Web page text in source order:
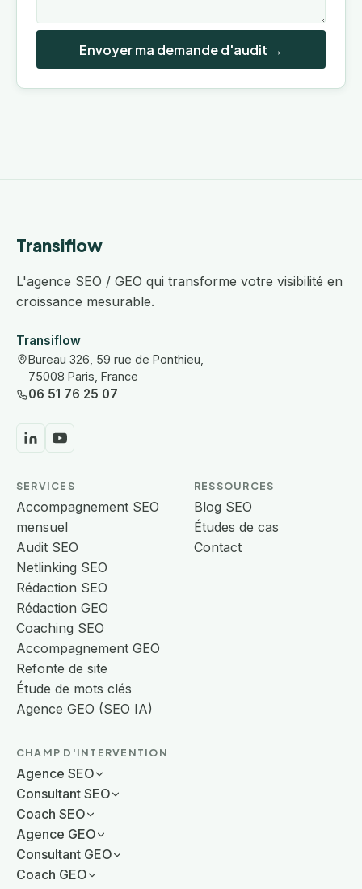
Envoyer ma demande d'audit →
Transiflow
L'agence SEO / GEO qui transforme votre visibilité en
croissance mesurable.
Transiflow
Bureau 326, 59 rue de Ponthieu,
75008 Paris, France
06 51 76 25 07
SERVICES
Accompagnement SEO
mensuel
Audit SEO
Netlinking SEO
Rédaction SEO
Rédaction GEO
Coaching SEO
Accompagnement GEO
Refonte de site
Étude de mots clés
Agence GEO (SEO IA)
RESSOURCES
Blog SEO
Études de cas
Contact
CHAMP D'INTERVENTION
Agence SEO
Consultant SEO
Coach SEO
Agence GEO
Consultant GEO
Coach GEO